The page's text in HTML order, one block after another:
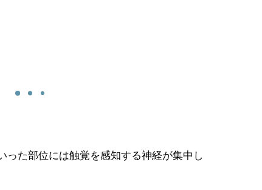
た部位には触覚を感知する神経が集中し